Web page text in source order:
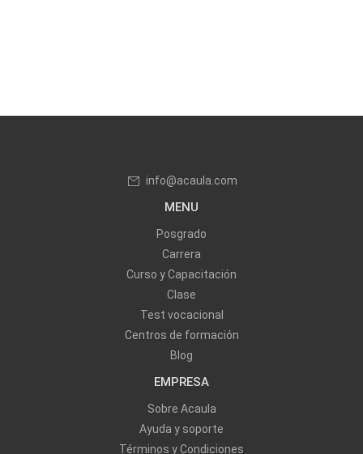
info@acaula.com
MENU
Posgrado
Carrera
Curso y Capacitación
Clase
Test vocacional
Centros de formación
Blog
EMPRESA
Sobre Acaula
Ayuda y soporte
Términos y Condiciones